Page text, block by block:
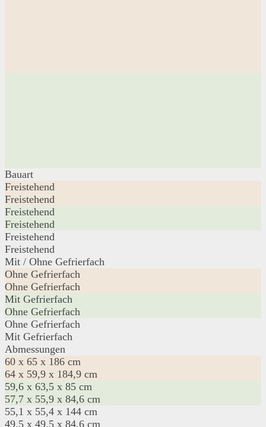
Bauart
Freistehend
Freistehend
Freistehend
Freistehend
Freistehend
Freistehend
Mit / Ohne Gefrierfach
Ohne Gefrierfach
Ohne Gefrierfach
Mit Gefrierfach
Ohne Gefrierfach
Ohne Gefrierfach
Mit Gefrierfach
Abmessungen
60 x 65 x 186 cm
64 x 59,9 x 184,9 cm
59,6 x 63,5 x 85 cm
57,7 x 55,9 x 84,6 cm
55,1 x 55,4 x 144 cm
49,5 x 49,5 x 84,6 cm